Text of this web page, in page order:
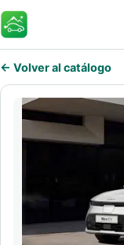
FaroEV
← Volver al catálogo